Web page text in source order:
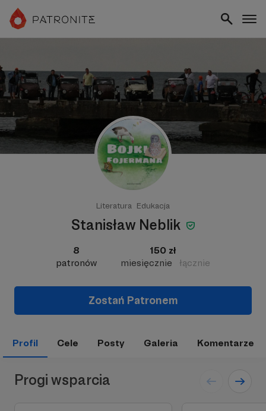
Literatura Edukacja
Stanisław Neblik
8
patronów
150 zł
miesięcznie
łącznie
Zostań Patronem
Profil Cele Posty Galeria Komentarze
Progi wsparcia